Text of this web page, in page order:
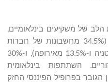
של משקיעים בינלאומיים,
שהיוו 70% מההנפקה החדשה (34.5% מחשבונות של חברות
אופשור אמריקאיים, 22% מבריטניה ו-13.5% מאירופה), ו-30%
השתתפות בינלאומית
בפרופיל הפיננסי החזק